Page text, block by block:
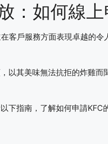
：如何線
客戶服務方面表現卓越的
以其美味無法抗拒的炸雞
下指南，了解如何申請KFC